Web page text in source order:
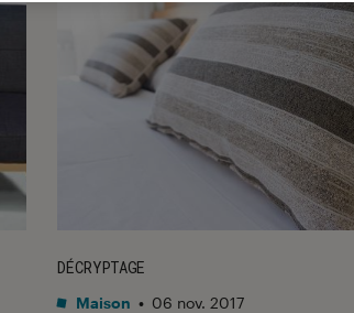
DÉCRYPTAGE
Maison • 06 nov. 2017